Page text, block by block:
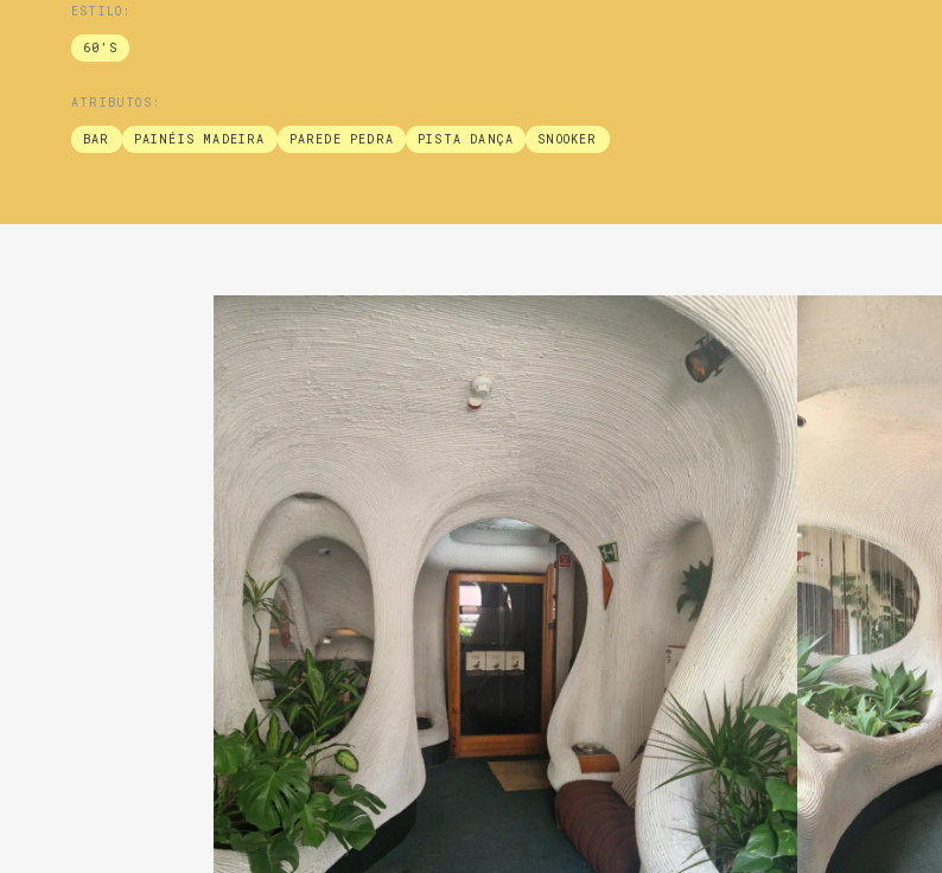
ESTILO:
60’S
ATRIBUTOS:
BAR PAINÉIS MADEIRA PAREDE PEDRA PISTA DANÇA SNOOKER